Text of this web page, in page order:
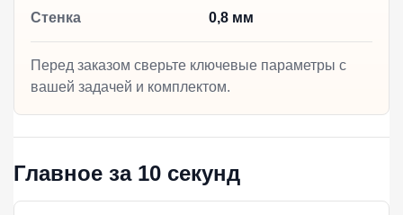
Стенка 0,8 мм
Перед заказом сверьте ключевые параметры с
вашей задачей и комплектом.
Главное за 10 секунд